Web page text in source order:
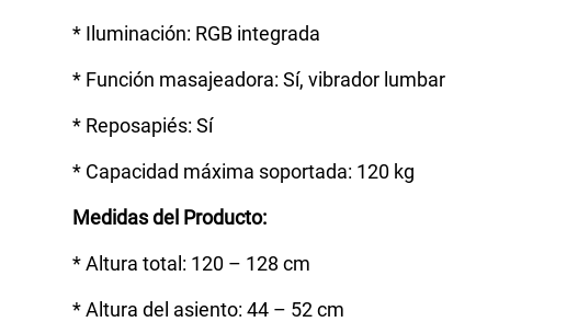
* Iluminación: RGB integrada
* Función masajeadora: Sí, vibrador lumbar
* Reposapiés: Sí
* Capacidad máxima soportada: 120 kg
Medidas del Producto:
* Altura total: 120 – 128 cm
* Altura del asiento: 44 – 52 cm